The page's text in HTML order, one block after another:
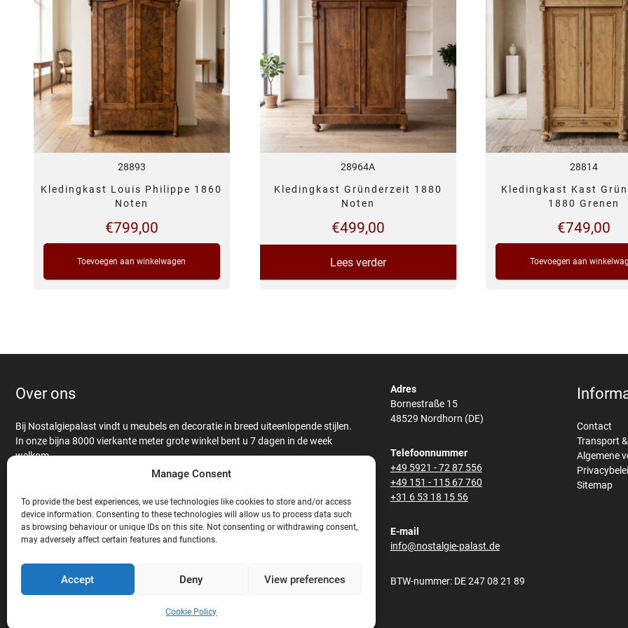
Manage Consent
To provide the best experiences, we use technologies like cookies to store and/or access
device information. Consenting to these technologies will allow us to process data such
as browsing behaviour or unique IDs on this site. Not consenting or withdrawing consent,
may adversely affect certain features and functions.
Accept Deny View preferences
Cookie Policy
28893
Kledingkast Louis Philippe 1860
Noten
€799,00
Toevoegen aan winkelwagen
28964A
Kledingkast Gründerzeit 1880
Noten
€499,00
Lees verder
28814
Kledingkast Kast
1880 Grenen
€749,00
Toevoegen aan
Over ons
Bij Nostalgiepalast vindt u meubels en decoratie in breed uiteenlopende stijlen.
In onze bijna 8000 vierkante meter grote winkel bent u 7 dagen in de week
welkom.
Antieke en nieuwe meubels worden op een liefdevolle manier met elkaar
massief eiken-, mango- of teakhout en afgewerkt met een hoogwaardige fineer
op onze antieke meubelen.
Naast bankstellen, stoelen, rariteiten en unieke tuindecoratie vindt u ook een
groot aanbod horecainrichting zoals bars, barkrukken, statafels en op maat
Ons assortiment wordt afgetopt met onze exclusieve winkelinrichting.
Adres
Bornestraße 15
48529 Nordhorn (DE)
Telefoonnummer
+49 5921 - 72 87 556
+49 151 - 115 67 760
+31 6 53 18 15 56
E-mail
info@nostalgie-palast.de
BTW-nummer: DE 247 08 21 89
Contact
Transport
Algemene
Sitemap